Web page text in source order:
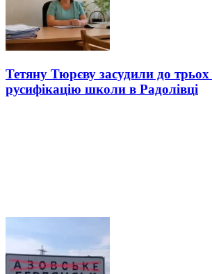
Тетяну Тюрєву засудили до трьох
русифікацію школи в Радолівці